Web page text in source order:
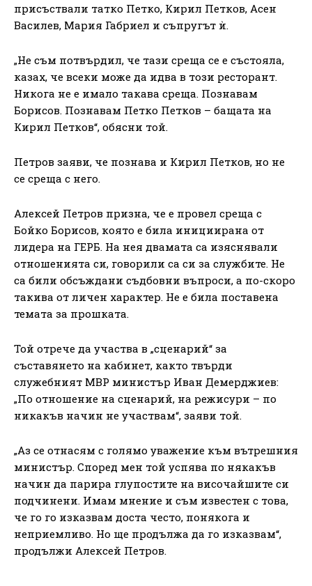
присъствали татко Петко, Кирил Петков, Асен
Василев, Мария Габриел и съпругът ѝ.
„Не съм потвърдил, че тази среща се е състояла,
казах, че всеки може да идва в този ресторант.
Никога не е имало такава среща. Познавам
Борисов. Познавам Петко Петков – бащата на
Кирил Петков“, обясни той.
Петров заяви, че познава и Кирил Петков, но не
се среща с него.
Алексей Петров призна, че е провел среща с
Бойко Борисов, която е била инициирана от
лидера на ГЕРБ. На нея двамата са изяснявали
отношенията си, говорили са си за службите. Не
са били обсъждани съдбовни въпроси, а по-скоро
такива от личен характер. Не е била поставена
темата за прошката.
Той отрече да участва в „сценарий“ за
съставянето на кабинет, както твърди
служебният МВР министър Иван Демерджиев:
„По отношение на сценарий, на режисури – по
никакъв начин не участвам“, заяви той.
„Аз се отнасям с голямо уважение към вътрешния
министър. Според мен той успява по някакъв
начин да парира глупостите на височайшите си
подчинени. Имам мнение и съм известен с това,
че го го изказвам доста често, понякога и
неприемливо. Но ще продължа да го изказвам“,
продължи Алексей Петров.